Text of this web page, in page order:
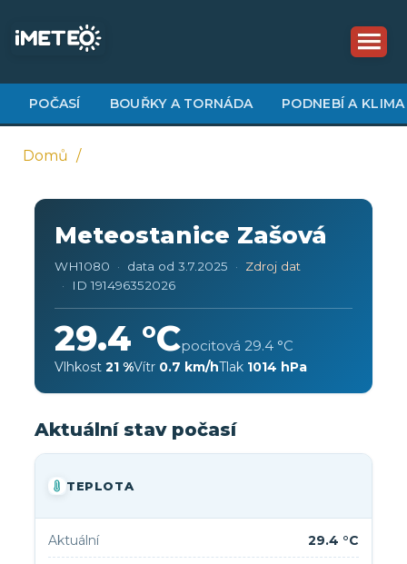
obsahu
POČASÍ BOUŘKY A TORNÁDA PODNEBÍ A KLIMA
Drobečková
navigace
Domů
Meteostanice Zašová
WH1080 data od 3.7.2025
Zdroj dat
ID 191496352026
29.4 °Cpocitová 29.4 °C
Vlhkost21 %Vítr 0.7 km/hTlak 1014 hPa
Aktuální stav počasí
TEPLOTA
Aktuální 29.4 °C